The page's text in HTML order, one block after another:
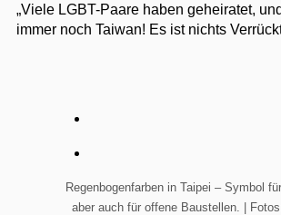
„Viele LGBT-Paare haben geheiratet,
immer noch Taiwan! Es ist nichts
Regenbogenfarben in Taipei – Symbol
aber auch für offene Baustellen. |